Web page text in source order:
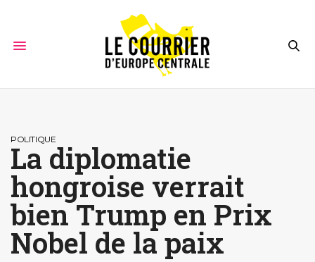
POLITIQUE
La diplomatie
hongroise verrait
bien Trump en Prix
Nobel de la paix